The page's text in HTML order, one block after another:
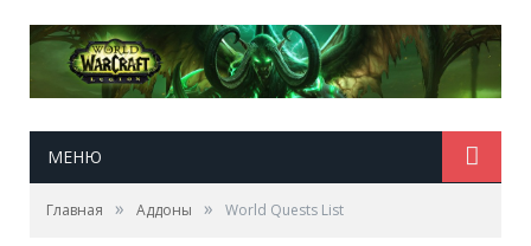
МЕНЮ
Главная » Аддоны » World Quests List